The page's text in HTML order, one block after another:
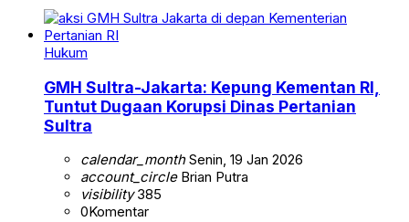
Hukum
GMH Sultra-Jakarta: Kepung Kementan RI,
Tuntut Dugaan Korupsi Dinas Pertanian
Sultra
calendar_monthSenin, 19 Jan 2026
account_circleBrian Putra
visibility385
0Komentar